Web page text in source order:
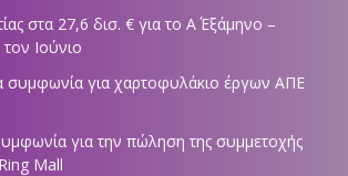
στα 27,6 δισ. € για το Α΄ Εξάμηνο –
Ιούνιο
για χαρτοφυλάκιο έργων ΑΠΕ
για την πώληση της συμμετοχής
Mall